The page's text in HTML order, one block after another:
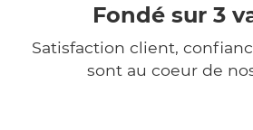
Fondé sur 3
Satisfaction client,
sont au coeur de